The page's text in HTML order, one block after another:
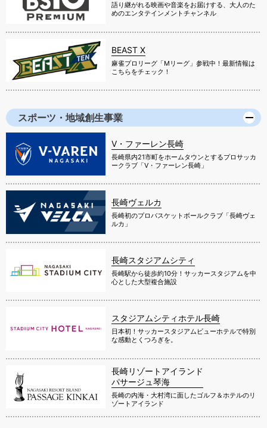
語り継がれる映画や音楽をお届けする、大人のた
めのエンタテインメントチャンネル
BEAST X
麻雀プロリーグ「Mリーグ」参戦中！最新情報は
こちらをチェック！
スポーツ・地域創生事業
V・ファーレン長崎
長崎県内21市町をホームタウンとするプロサッカ
ークラブ「V・ファーレン長崎」
長崎ヴェルカ
長崎初のプロバスケットボールクラブ「長崎ヴェ
ルカ」
長崎スタジアムシティ
長崎駅から徒歩約10分！サッカースタジアムを中
心とした大型複合施設
スタジアムシティホテル長崎
日本初！サッカースタジアムビューホテルで特別
な感動とくつろぎを。
長崎リゾートアイランド
パサージュ琴海
長崎の内海・大村湾に面したゴルフ＆ホテルのリ
ゾートアイランド